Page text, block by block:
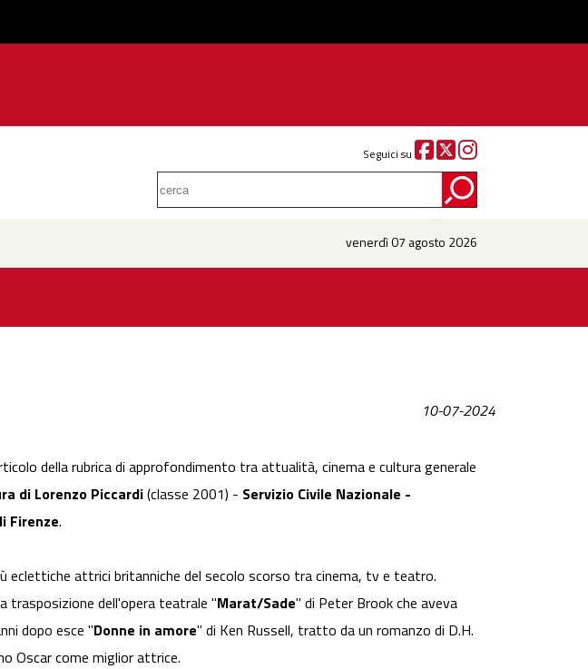
Seguici su
venerdì 07 agosto 2026
10-07-2024
della rubrica di approfondimento tra attualità, cinema e cultura generale
di Lorenzo Piccardi(classe 2001) - Servizio Civile Nazionale -
Firenze.
eclettiche attrici britanniche del secolo scorso tra cinema, tv e teatro.
trasposizione dell'opera teatrale "Marat/Sade" di Peter Brook che aveva
dopo esce "Donne in amore" di Ken Russell, tratto da un romanzo di D.H.
Oscar come miglior attrice.